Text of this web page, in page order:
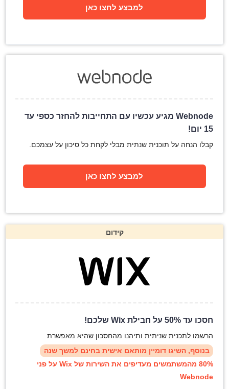
למבצע לחצו כאן
Webnode מגיע עכשיו עם התחייבות להחזר כספי עד
15 יום!
קבלו הנחה על תוכנית שנתית מבלי לקחת כל סיכון על עצמכם.
למבצע לחצו כאן
קידום
חסכו עד 50% על חבילת Wix שלכם!
הרשמו לתכנית שניתית ותיהנו מהחסכון שהיא מאפשרת
בנוסף, השיגו דומיין מותאם אישית בחינם למשך שנה
80% מהמשתמשים מעדיפים את השירות של Wix על פני
Webnode